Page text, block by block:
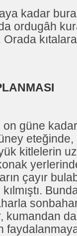
kadar
ordugâh
Orada
güne
eteğinde,
kitlelerin
çayır
kumandan